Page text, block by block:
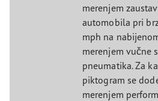
merenjem
automobila pri
mph na
merenjem vučne
pneumatika. Za
piktogram se
merenjem